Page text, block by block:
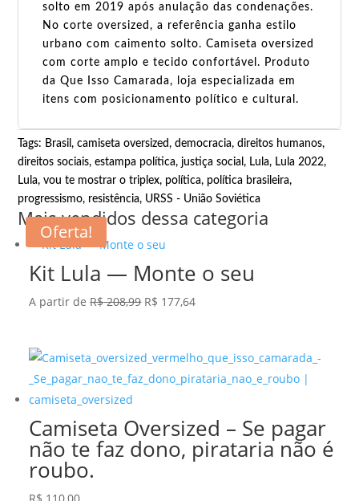
solto em 2019 após anulação das condenações.
No corte oversized, a referência ganha estilo
urbano com caimento solto. Camiseta oversized
com corte amplo e tecido confortável. Produto
da Que Isso Camarada, loja especializada em
itens com posicionamento político e cultural.
Tags: Brasil,camiseta oversized,democracia,direitos humanos,
direitos sociais,estampa política,justiça social, Lula, Lula 2022,
Lula, vou te mostrar o triplex, política, política brasileira,
progressismo, resistência, URSS - União Soviética
Mais vendidos dessa categoria
Oferta!
Kit Lula — Monte o seu
A partir deR$208,99 O
era:
R$ 208,99.
R$ 177,64O
é:
R$ 177,64.
Camiseta Oversized – Se pagar
não te faz dono, pirataria não é
roubo.